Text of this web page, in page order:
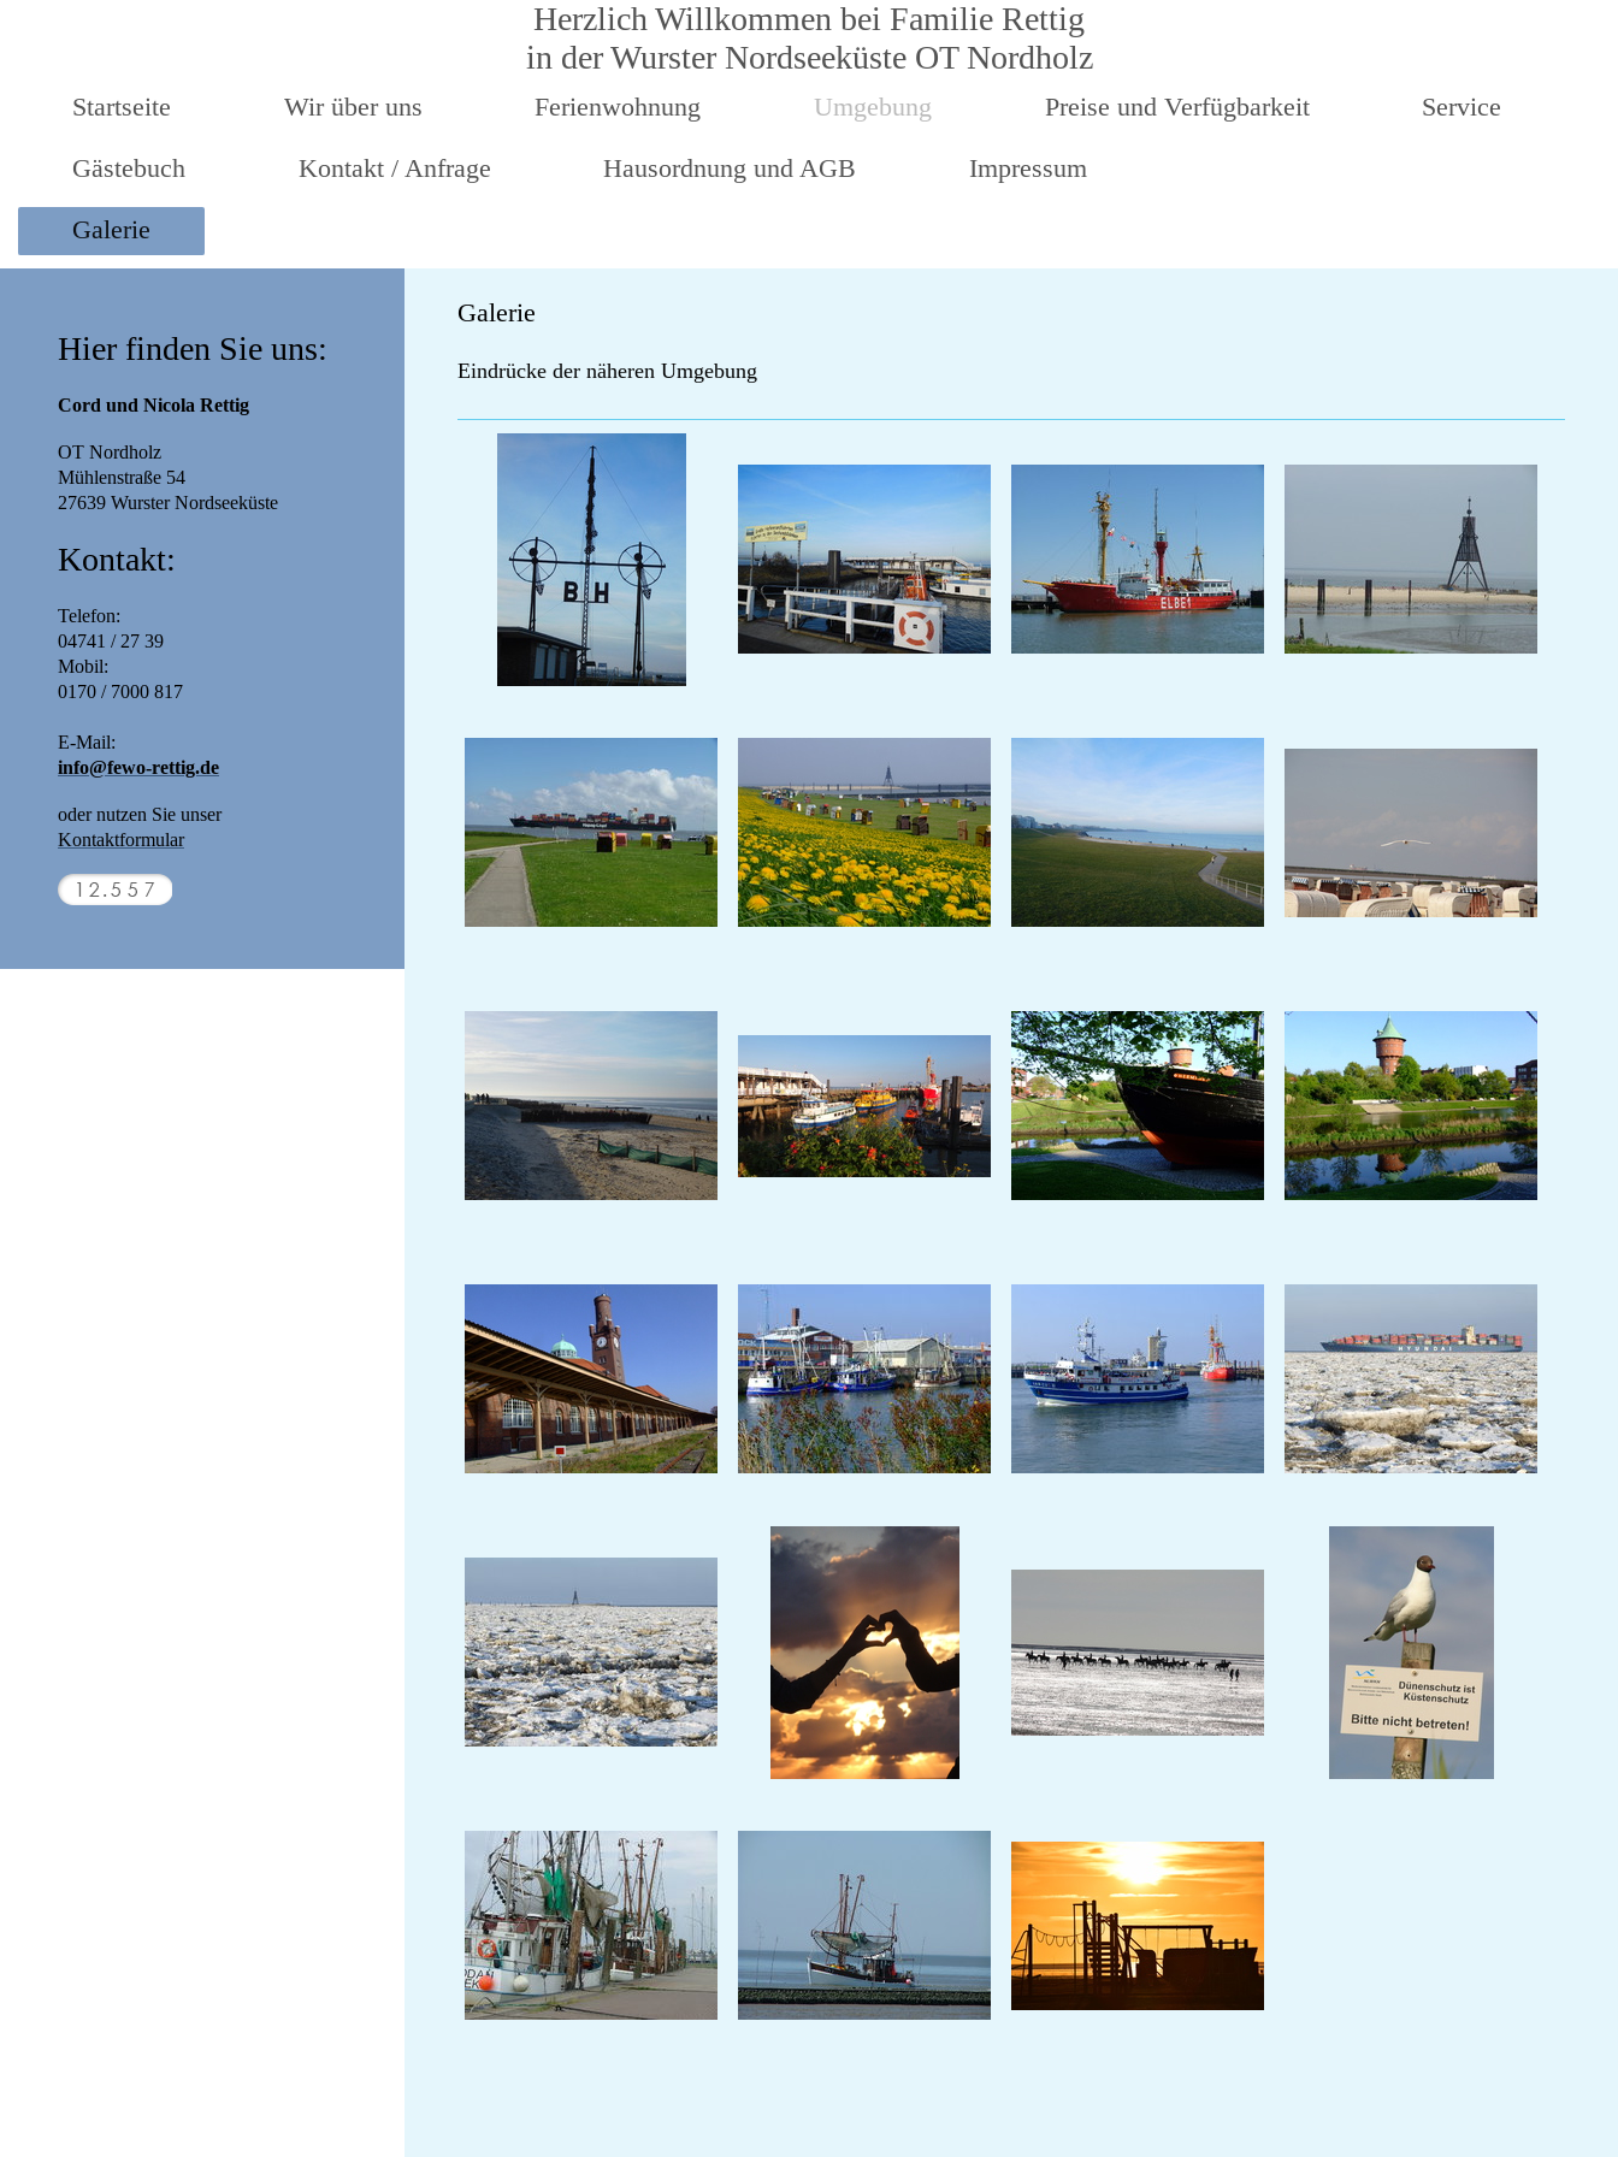
Herzlich Willkommen bei Familie Rettig
in der Wurster Nordseeküste OT Nordholz
Startseite Wir über uns Ferienwohnung Umgebung Preise und Verfügbarkeit Service
Gästebuch Kontakt / Anfrage Hausordnung und AGB Impressum
Galerie
Galerie
Eindrücke der näheren Umgebung
Hier finden Sie uns:
Cord und Nicola Rettig
OT Nordholz
Mühlenstraße 54
27639 Wurster Nordseeküste
Kontakt:
Telefon:
04741 / 27 39
Mobil:
0170 / 7000 817
E-Mail:
info@fewo-rettig.de
oder nutzen Sie unser
Kontaktformular